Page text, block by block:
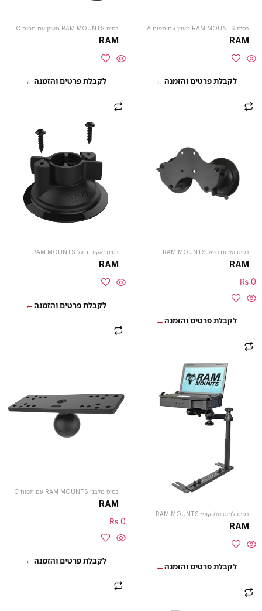
בסיס RAM MOUNTS מעוין עם תפוח A
RAM
בסיס RAM MOUNTS מעוין עם תפוח C
RAM
בסיס ואקום כפול RAM MOUNTS
RAM
₨ 0
בסיס ואקום ננעל RAM MOUNTS
RAM
בסיס למוט טלסקופי RAM MOUNTS
RAM
בסיס מלבני RAM MOUNTS עם תפוח C
RAM
₨ 0